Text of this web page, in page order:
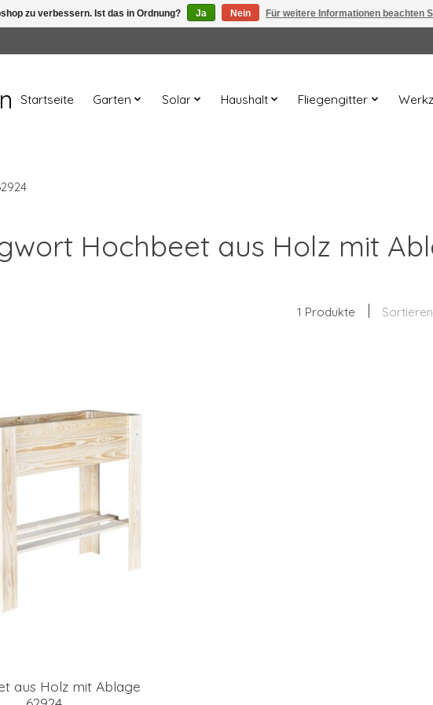
Startseite Garten Solar Haushalt Fliegengitter
Hochbeet aus Holz mit
1 Produkte
aus Holz mit Ablage
zu verbessern. Ist das in Ordnung? Ja Nein Für weitere Informationen beachten